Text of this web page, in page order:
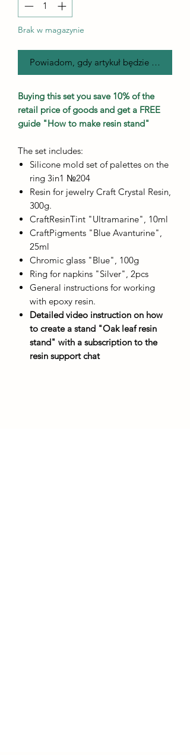
Brak w magazynie
Powiadom, gdy artykuł będzie dostępny
Buying this set you save 10% of the
retail price of goods and get a FREE
guide "How to make resin stand"
The set includes:
Silicone mold set of palettes on the
ring 3in1 №204
Resin for jewelry Craft Crystal Resin,
300g.
CraftResinTint "Ultramarine", 10ml
CraftPigments "Blue Avanturine",
25ml
Chromic glass "Blue", 100g
Ring for napkins "Silver", 2pcs
General instructions for working
with epoxy resin.
Detailed video instruction on how
to create a stand "Oak leaf resin
stand" with a subscription to the
resin support chat